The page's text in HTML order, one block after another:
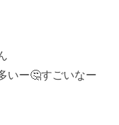
いー🤔すごいなー